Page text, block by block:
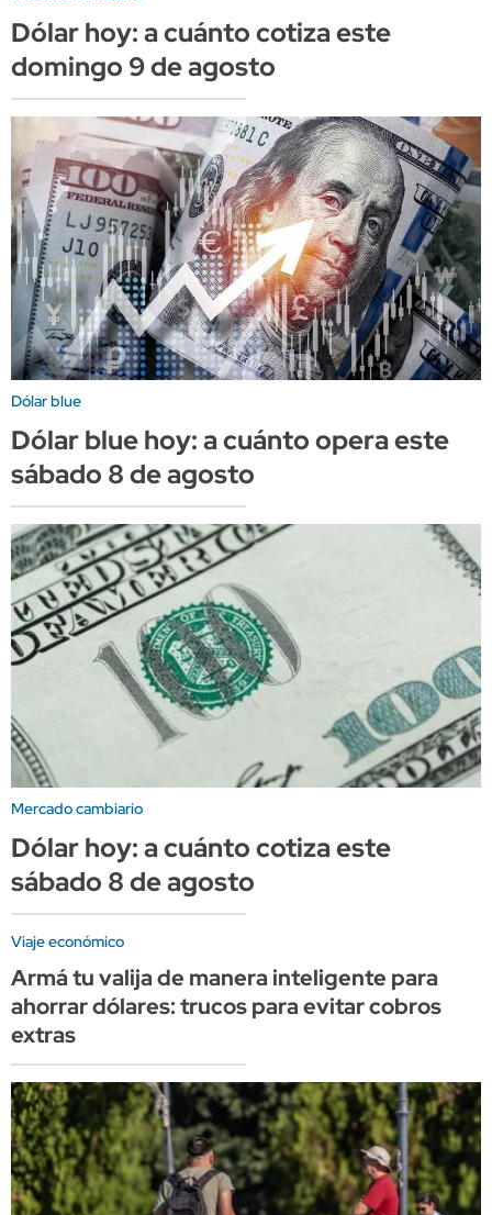
Dólar hoy: a cuánto cotiza este
domingo 9 de agosto
Dólar blue
Dólar blue hoy: a cuánto opera este
sábado 8 de agosto
Mercado cambiario
Dólar hoy: a cuánto cotiza este
sábado 8 de agosto
Viaje económico
Armá tu valija de manera inteligente para
ahorrar dólares: trucos para evitar cobros
extras